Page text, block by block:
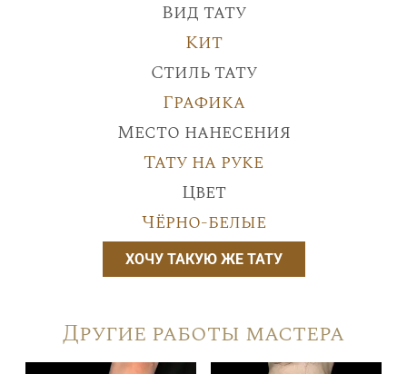
Вид тату
Кит
Стиль тату
Графика
Место нанесения
Тату на руке
Цвет
Чёрно-белые
ХОЧУ ТАКУЮ ЖЕ ТАТУ
Другие работы мастера